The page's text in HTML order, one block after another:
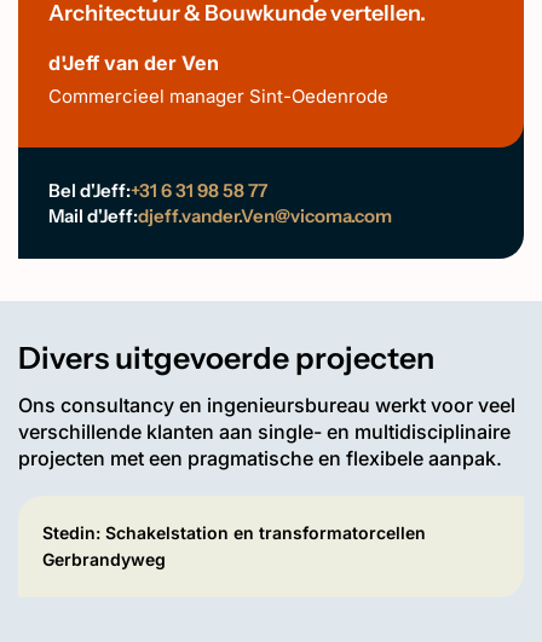
Architectuur & Bouwkunde vertellen.
d'Jeff van der Ven
Commercieel manager Sint-Oedenrode
Bel d'Jeff:+31 6 31 98 58 77
Mail d'Jeff:djeff.vander.Ven@vicoma.com
Divers uitgevoerde projecten
Ons consultancy en ingenieursbureau werkt voor veel
verschillende klanten aan single- en multidisciplinaire
projecten met een pragmatische en flexibele aanpak.
Stedin: Schakelstation en transformatorcellen
Gerbrandyweg